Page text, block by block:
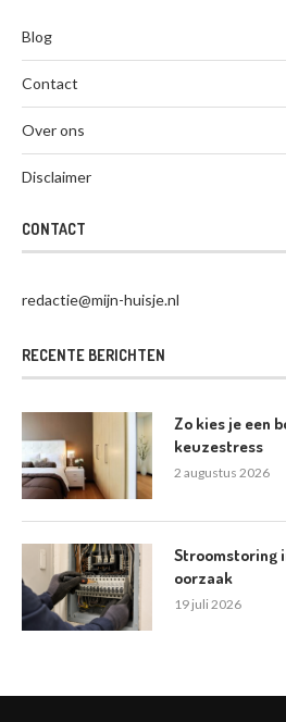
Blog
Contact
Over ons
Disclaimer
CONTACT
redactie@mijn-huisje.nl
RECENTE BERICHTEN
Zo kies je een
keuzestress
2 augustus 2026
Stroomstoring
oorzaak
19 juli 2026